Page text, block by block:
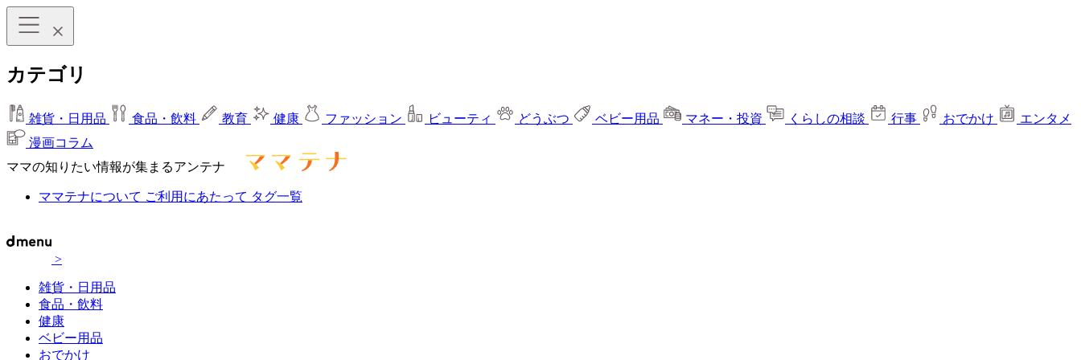
カテゴリ
雑貨・日用品 食品・飲料 教育 健康 ファッション ビューティ どうぶつ ベビー用品 マネー・投資 くらしの相談 行事 おでかけ
エンタメ
漫画コラム
ママの知りたい情報が集まるアンテナ
ママテナについて ご利用にあたって タグ一覧
>
雑貨・日用品
食品・飲料
健康
ベビー用品
おでかけ